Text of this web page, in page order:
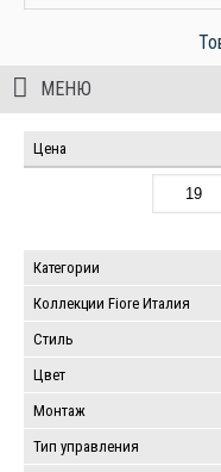
МЕНЮ
Цена
Категории
Коллекции Fiore Италия
Стиль
Цвет
Монтаж
Тип управления